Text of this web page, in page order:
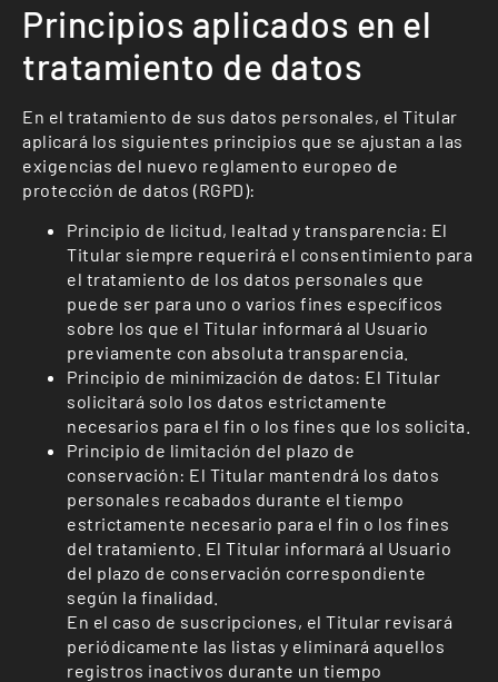
Principios aplicados en el
tratamiento de datos
En el tratamiento de sus datos personales, el Titular
aplicará los siguientes principios que se ajustan a las
exigencias del nuevo reglamento europeo de
protección de datos (RGPD):
Principio de licitud, lealtad y transparencia: El
Titular siempre requerirá el consentimiento para
el tratamiento de los datos personales que
puede ser para uno o varios fines específicos
sobre los que el Titular informará al Usuario
previamente con absoluta transparencia.
Principio de minimización de datos: El Titular
solicitará solo los datos estrictamente
necesarios para el fin o los fines que los solicita.
Principio de limitación del plazo de
conservación: El Titular mantendrá los datos
personales recabados durante el tiempo
estrictamente necesario para el fin o los fines
del tratamiento. El Titular informará al Usuario
del plazo de conservación correspondiente
según la finalidad.
En el caso de suscripciones, el Titular revisará
periódicamente las listas y eliminará aquellos
registros inactivos durante un tiempo